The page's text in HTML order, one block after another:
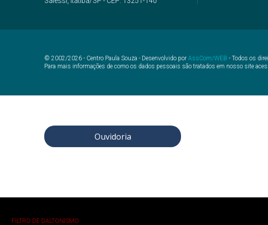
FILTRO DE DALTONISMO
© 2002/2026 - Centro Paula Souza - Desenvolvido por AssCom/WEB - Todos os
Para mais informações de como os dados pessoais são tratados em nosso site
Ouvidoria